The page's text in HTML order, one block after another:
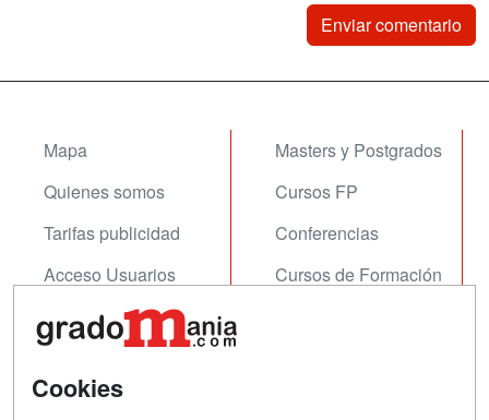
Mapa
Quienes somos
Tarifas publicidad
Acceso Usuarios
Acceso Centros
Masters y Postgrados
Cursos FP
Conferencias
Cursos de Formación
Contactar
Cookies